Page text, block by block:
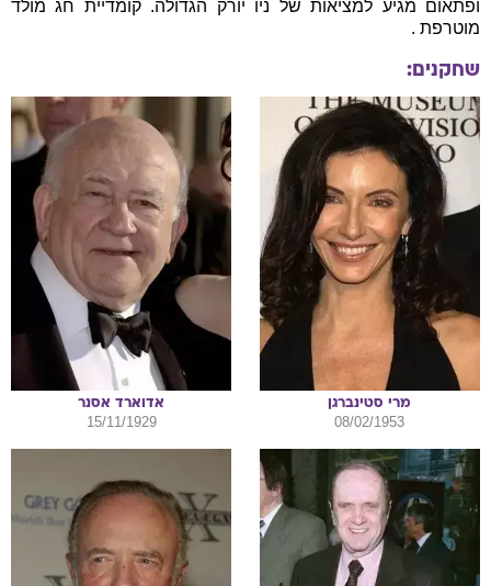
ופתאום מגיע למציאות של ניו יורק הגדולה. קומדיית חג מולד
מוטרפת .
שחקנים:
מרי סטינברגן
08/02/1953
אדוארד אסנר
15/11/1929